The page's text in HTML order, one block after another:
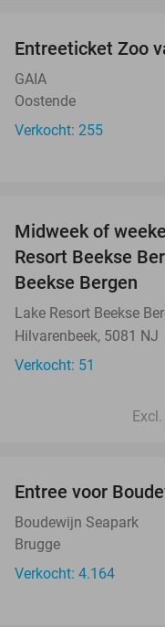
Entreeticket Zoo
GAIA
Oostende
Verkocht: 255
Midweek of
Resort Beekse
Beekse Bergen
Lake Resort Beekse
Hilvarenbeek, 5081 NJ
Verkocht: 51
Entree voor
Boudewijn Seapark
Brugge
Verkocht: 4.164